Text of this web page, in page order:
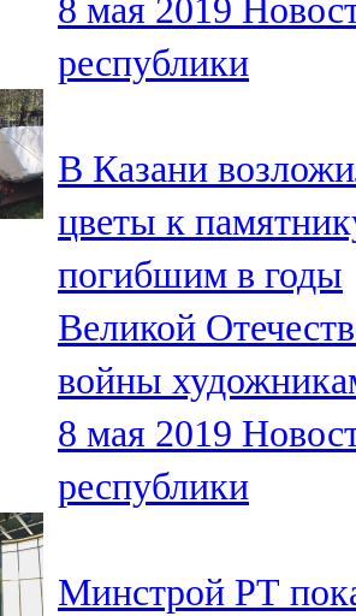
8 мая 2019
республики
В Казани
цветы к
погибшим в годы
Великой
войны
8 мая 2019
республики
Минстрой РТ